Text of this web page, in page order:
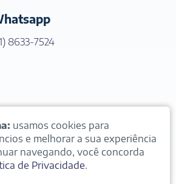
8633-7524
usamos cookies para
e melhorar a sua experiência
navegando, você concorda
de Privacidade.